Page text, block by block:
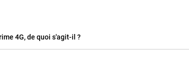
4G, de quoi s'agit-il ?